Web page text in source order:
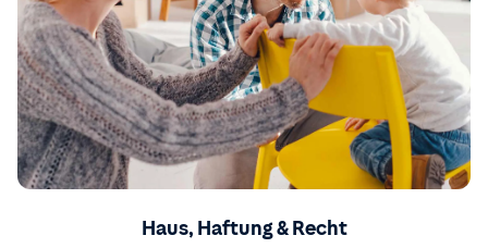
Haus, Haftung & Recht